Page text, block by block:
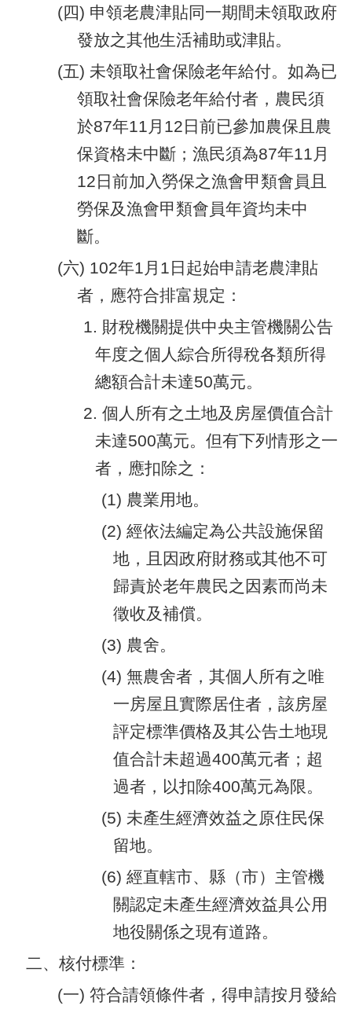
(四) 申領老農津貼同一期間未領取政府
發放之其他生活補助或津貼。
(五) 未領取社會保險老年給付。如為已
領取社會保險老年給付者，農民須
於87年11月12日前已參加農保且農
保資格未中斷；漁民須為87年11月
12日前加入勞保之漁會甲類會員且
勞保及漁會甲類會員年資均未中
斷。
(六) 102年1月1日起始申請老農津貼
者，應符合排富規定：
1. 財稅機關提供中央主管機關公告
年度之個人綜合所得稅各類所得
總額合計未達50萬元。
2. 個人所有之土地及房屋價值合計
未達500萬元。但有下列情形之一
者，應扣除之：
(1) 農業用地。
(2) 經依法編定為公共設施保留
地，且因政府財務或其他不可
歸責於老年農民之因素而尚未
徵收及補償。
(3) 農舍。
(4) 無農舍者，其個人所有之唯
一房屋且實際居住者，該房屋
評定標準價格及其公告土地現
值合計未超過400萬元者；超
過者，以扣除400萬元為限。
(5) 未產生經濟效益之原住民保
留地。
(6) 經直轄市、縣（市）主管機
關認定未產生經濟效益具公用
地役關係之現有道路。
二、核付標準：
(一) 符合請領條件者，得申請按月發給